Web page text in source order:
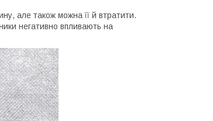
але також можна її й втратити.
негативно впливають на